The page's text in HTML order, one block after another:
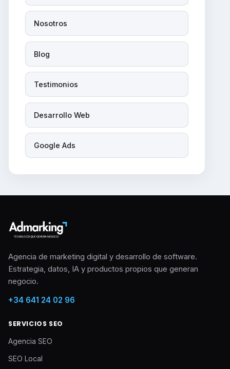
Nosotros
Blog
Testimonios
Desarrollo Web
Google Ads
Agencia de marketing digital y desarrollo de software.
Estrategia, datos, IA y productos propios que generan
negocio.
+34 641 24 02 96
SERVICIOS SEO
Agencia SEO
SEO Local